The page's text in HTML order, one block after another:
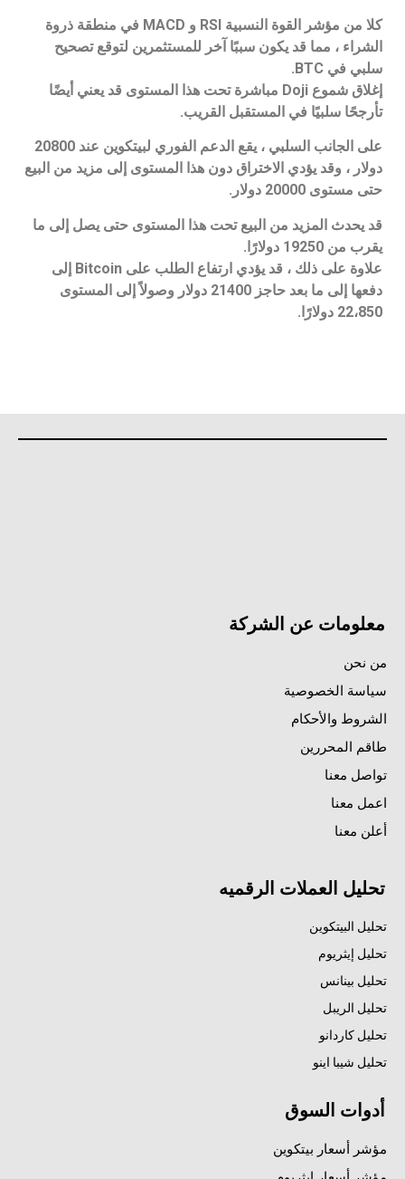
كلا من مؤشر القوة النسبية RSI و MACD في منطقة ذروة
الشراء ، مما قد يكون سببًا آخر للمستثمرين لتوقع تصحيح
سلبي في BTC.
إغلاق شموع Doji مباشرة تحت هذا المستوى قد يعني أيضًا
تأرجحًا سلبيًا في المستقبل القريب.
على الجانب السلبي ، يقع الدعم الفوري لبيتكوين عند 20800
دولار ، وقد يؤدي الاختراق دون هذا المستوى إلى مزيد من البيع
حتى مستوى 20000 دولار.
قد يحدث المزيد من البيع تحت هذا المستوى حتى يصل إلى ما
يقرب من 19250 دولارًا.
علاوة على ذلك ، قد يؤدي ارتفاع الطلب على Bitcoin إلى
دفعها إلى ما بعد حاجز 21400 دولار وصولاً إلى المستوى
22،850 دولارًا.
معلومات عن الشركة
من نحن
سياسة الخصوصية
الشروط والأحكام
طاقم المحررين
تواصل معنا
اعمل معنا
أعلن معنا
تحليل العملات الرقميه
تحليل البيتكوين
تحليل إيثريوم
تحليل بينانس
تحليل الريبل
تحليل كاردانو
تحليل شيبا اينو
أدوات السوق
مؤشر أسعار بيتكوين